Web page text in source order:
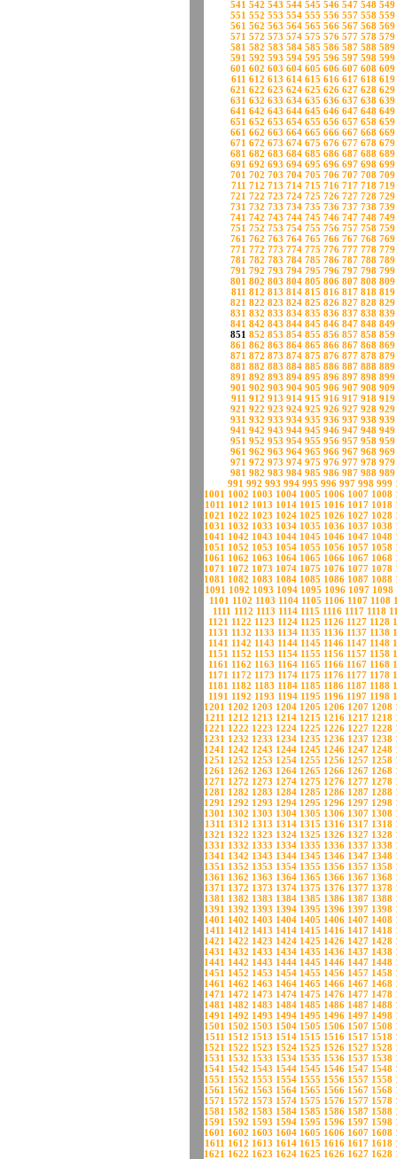
541 542 543 544 545 546 547 548 549
551 552 553 554 555 556 557 558 559
561 562 563 564 565 566 567 568 569
571 572 573 574 575 576 577 578 579
581 582 583 584 585 586 587 588 589
591 592 593 594 595 596 597 598 599
601 602 603 604 605 606 607 608 609
611 612 613 614 615 616 617 618 619
621 622 623 624 625 626 627 628 629
631 632 633 634 635 636 637 638 639
641 642 643 644 645 646 647 648 649
651 652 653 654 655 656 657 658 659
661 662 663 664 665 666 667 668 669
671 672 673 674 675 676 677 678 679
681 682 683 684 685 686 687 688 689
691 692 693 694 695 696 697 698 699
701 702 703 704 705 706 707 708 709
711 712 713 714 715 716 717 718 719
721 722 723 724 725 726 727 728 729
731 732 733 734 735 736 737 738 739
741 742 743 744 745 746 747 748 749
751 752 753 754 755 756 757 758 759
761 762 763 764 765 766 767 768 769
771 772 773 774 775 776 777 778 779
781 782 783 784 785 786 787 788 789
791 792 793 794 795 796 797 798 799
801 802 803 804 805 806 807 808 809
811 812 813 814 815 816 817 818 819
821 822 823 824 825 826 827 828 829
831 832 833 834 835 836 837 838 839
841 842 843 844 845 846 847 848 849
851 852 853 854 855 856 857 858 859
861 862 863 864 865 866 867 868 869
871 872 873 874 875 876 877 878 879
881 882 883 884 885 886 887 888 889
891 892 893 894 895 896 897 898 899
901 902 903 904 905 906 907 908 909
911 912 913 914 915 916 917 918 919
921 922 923 924 925 926 927 928 929
931 932 933 934 935 936 937 938 939
941 942 943 944 945 946 947 948 949
951 952 953 954 955 956 957 958 959
961 962 963 964 965 966 967 968 969
971 972 973 974 975 976 977 978 979
981 982 983 984 985 986 987 988 989
991 992 993 994 995 996 997 998 999
1001 1002 1003 1004 1005 1006 1007 1008
1011 1012 1013 1014 1015 1016 1017 1018
1021 1022 1023 1024 1025 1026 1027 1028
1031 1032 1033 1034 1035 1036 1037 1038
1041 1042 1043 1044 1045 1046 1047 1048
1051 1052 1053 1054 1055 1056 1057 1058
1061 1062 1063 1064 1065 1066 1067 1068
1071 1072 1073 1074 1075 1076 1077 1078
1081 1082 1083 1084 1085 1086 1087 1088
1091 1092 1093 1094 1095 1096 1097 1098
1101 1102 1103 1104 1105 1106 1107 1108
1111 1112 1113 1114 1115 1116 1117 1118
1121 1122 1123 1124 1125 1126 1127 1128
1131 1132 1133 1134 1135 1136 1137 1138
1141 1142 1143 1144 1145 1146 1147 1148
1151 1152 1153 1154 1155 1156 1157 1158
1161 1162 1163 1164 1165 1166 1167 1168
1171 1172 1173 1174 1175 1176 1177 1178
1181 1182 1183 1184 1185 1186 1187 1188
1191 1192 1193 1194 1195 1196 1197 1198
1201 1202 1203 1204 1205 1206 1207 1208
1211 1212 1213 1214 1215 1216 1217 1218
1221 1222 1223 1224 1225 1226 1227 1228
1231 1232 1233 1234 1235 1236 1237 1238
1241 1242 1243 1244 1245 1246 1247 1248
1251 1252 1253 1254 1255 1256 1257 1258
1261 1262 1263 1264 1265 1266 1267 1268
1271 1272 1273 1274 1275 1276 1277 1278
1281 1282 1283 1284 1285 1286 1287 1288
1291 1292 1293 1294 1295 1296 1297 1298
1301 1302 1303 1304 1305 1306 1307 1308
1311 1312 1313 1314 1315 1316 1317 1318
1321 1322 1323 1324 1325 1326 1327 1328
1331 1332 1333 1334 1335 1336 1337 1338
1341 1342 1343 1344 1345 1346 1347 1348
1351 1352 1353 1354 1355 1356 1357 1358
1361 1362 1363 1364 1365 1366 1367 1368
1371 1372 1373 1374 1375 1376 1377 1378
1381 1382 1383 1384 1385 1386 1387 1388
1391 1392 1393 1394 1395 1396 1397 1398
1401 1402 1403 1404 1405 1406 1407 1408
1411 1412 1413 1414 1415 1416 1417 1418
1421 1422 1423 1424 1425 1426 1427 1428
1431 1432 1433 1434 1435 1436 1437 1438
1441 1442 1443 1444 1445 1446 1447 1448
1451 1452 1453 1454 1455 1456 1457 1458
1461 1462 1463 1464 1465 1466 1467 1468
1471 1472 1473 1474 1475 1476 1477 1478
1481 1482 1483 1484 1485 1486 1487 1488
1491 1492 1493 1494 1495 1496 1497 1498
1501 1502 1503 1504 1505 1506 1507 1508
1511 1512 1513 1514 1515 1516 1517 1518
1521 1522 1523 1524 1525 1526 1527 1528
1531 1532 1533 1534 1535 1536 1537 1538
1541 1542 1543 1544 1545 1546 1547 1548
1551 1552 1553 1554 1555 1556 1557 1558
1561 1562 1563 1564 1565 1566 1567 1568
1571 1572 1573 1574 1575 1576 1577 1578
1581 1582 1583 1584 1585 1586 1587 1588
1591 1592 1593 1594 1595 1596 1597 1598
1601 1602 1603 1604 1605 1606 1607 1608
1611 1612 1613 1614 1615 1616 1617 1618
1621 1622 1623 1624 1625 1626 1627 1628